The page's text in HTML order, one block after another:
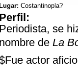
Costantinopla?
Perfil:
Periodista, se
nombre de La
actor